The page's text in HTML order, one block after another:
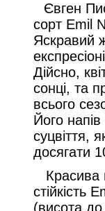
Євген
сорт Emil
Яскравий
Дійсно,
сонці, та
всього
Його
суцвіття,
досягати
Красива
стійкість
(висота